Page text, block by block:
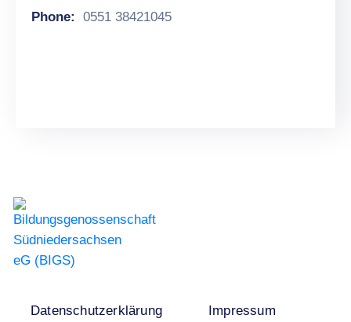
Phone: 0551 38421045
Datenschutzerklärung Impressum